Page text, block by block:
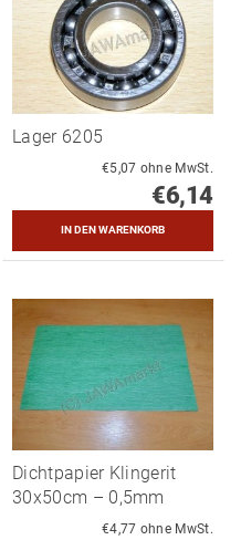
Lager 6205
€5,07 ohne MwSt.
€6,14
Dichtpapier Klingerit
30x50cm – 0,5mm
€4,77 ohne MwSt.